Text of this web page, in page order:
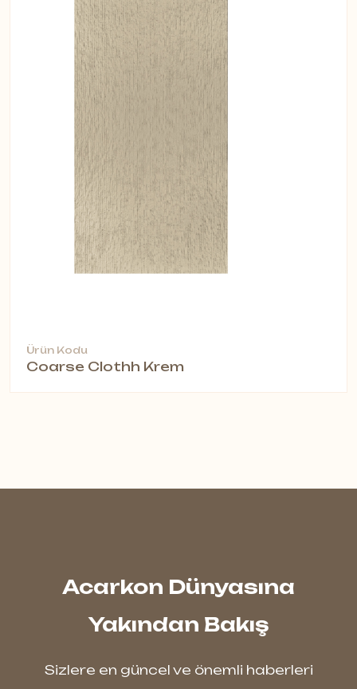
Ürün Kodu
Coarse Clothh Krem
Acarkon Dünyasına
Yakından Bakış
Sizlere en güncel ve önemli haberleri